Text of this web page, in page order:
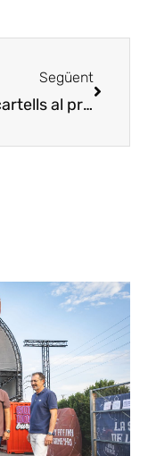
Següent
1.600 cartells al premi de Terras Gaudas